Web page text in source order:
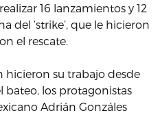
16 lanzamientos y 12
del ‘strike’, que le hicieron
el rescate.
hicieron su trabajo desde
bateo, los protagonistas
Adrián Gonzáles